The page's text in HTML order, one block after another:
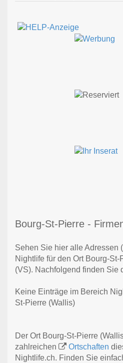
Bourg-St-Pierre -
Sehen Sie hier alle Adressen
Nightlife für den Ort Bourg-
(VS). Nachfolgend finden Sie
Keine Einträge im Bereich
St-Pierre (Wallis)
Der Ort Bourg-St-Pierre
zahlreichen
Ortschaften
Nightlife.ch. Finden Sie